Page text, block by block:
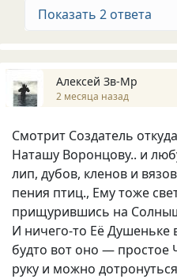
Показать 2 ответа
Алексей Зв-Mp
2 месяца назад
Смотрит Создатель
Наташу Воронцову.. и
лип, дубов, кленов и
пения птиц., Ему тоже
прищурившись на
И ничего-то Её Душеньке
будто вот оно — простое
руку и можно дотронуться